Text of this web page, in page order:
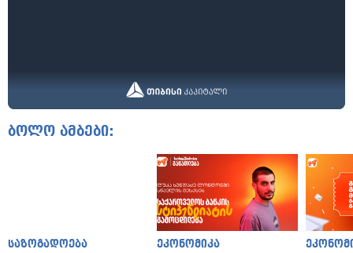
ბოლო ამბები:
საზოგადოება ეკონომიკა